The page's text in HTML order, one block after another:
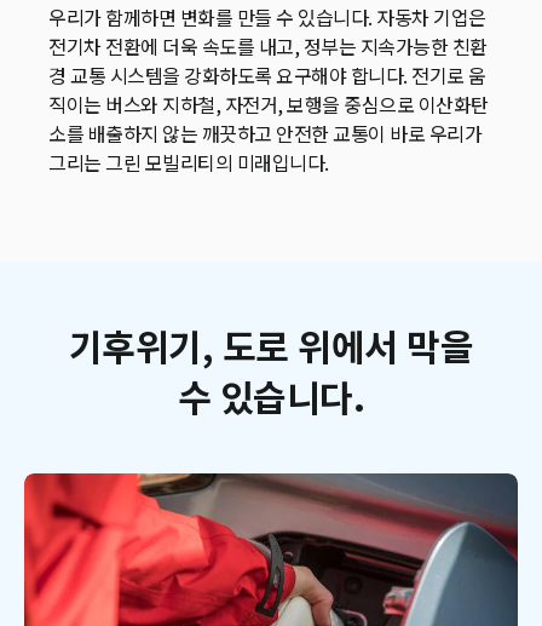
우리가 함께하면 변화를 만들 수 있습니다. 자동차 기업은
전기차 전환에 더욱 속도를 내고, 정부는 지속가능한 친환
경 교통 시스템을 강화하도록 요구해야 합니다. 전기로 움
직이는 버스와 지하철, 자전거, 보행을 중심으로 이산화탄
소를 배출하지 않는 깨끗하고 안전한 교통이 바로 우리가
그리는 그린 모빌리티의 미래입니다.
기후위기, 도로 위에서 막을
수 있습니다.